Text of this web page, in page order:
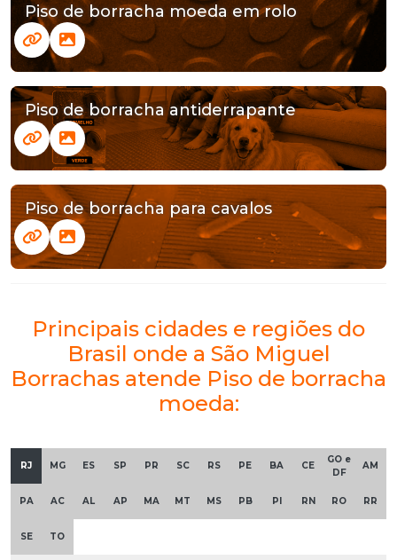
Piso de borracha moeda em rolo
Piso de borracha antiderrapante
Piso de borracha para cavalos
Principais cidades e regiões do
Brasil onde a São Miguel
Borrachas atende Piso de borracha
moeda:
RJ MG ES SP PR SC RS PE BA CE
GO e
DF
AM
PA AC AL AP MA MT MS PB PI RN RO RR
SE TO